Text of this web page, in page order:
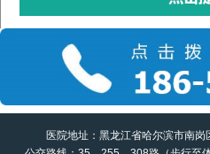
医院地址：黑龙江省哈尔滨市南岗